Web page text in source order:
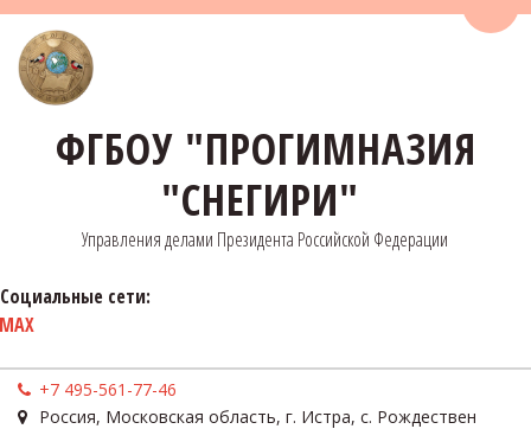
ФГБОУ "ПРОГИМНАЗИЯ
"СНЕГИРИ"
Управления делами Президента Российской Федерации
Социальные сети:
MAX
+7 495-561-77-46
Россия, Московская область, г. Истра, с. Рождествен